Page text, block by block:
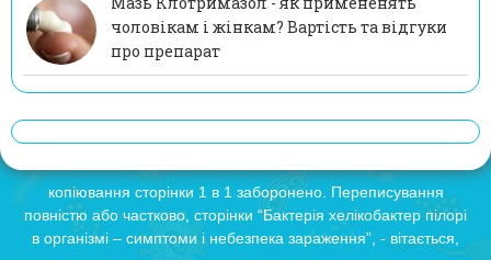
чоловікам і жінкам? Вартість та відгуки
про препарат
копіювання сторінки 1 в 1 заборонено. Переписування
повністю або частково, сторінки “Бактерія хелікобактер пілорі
в організмі – симптоми і небезпека зараження”, - вітається,